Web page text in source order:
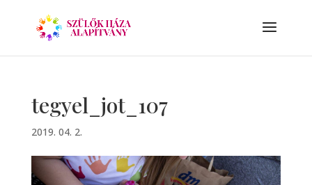
tegyel_jot_107
2019. 04. 2.